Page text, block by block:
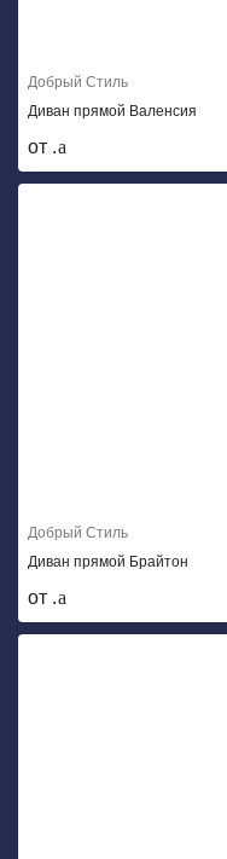
Добрый Стиль
Диван прямой Валенсия
от .
Добрый Стиль
Диван прямой Брайтон
от .